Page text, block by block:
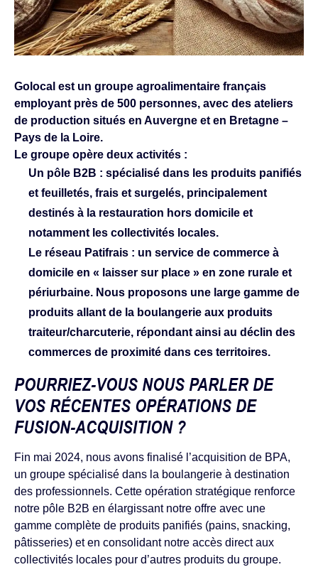
Golocal est un groupe agroalimentaire français
employant près de 500 personnes, avec des ateliers
de production situés en Auvergne et en Bretagne –
Pays de la Loire.
Le groupe opère deux activités :
Un pôle B2B : spécialisé dans les produits panifiés
et feuilletés, frais et surgelés, principalement
destinés à la restauration hors domicile et
notamment les collectivités locales.
Le réseau Patifrais : un service de commerce à
domicile en « laisser sur place » en zone rurale et
périurbaine. Nous proposons une large gamme de
produits allant de la boulangerie aux produits
traiteur/charcuterie, répondant ainsi au déclin des
commerces de proximité dans ces territoires.
POURRIEZ-VOUS NOUS PARLER DE
VOS RÉCENTES OPÉRATIONS DE
FUSION-ACQUISITION ?
Fin mai 2024, nous avons finalisé l’acquisition de BPA,
un groupe spécialisé dans la boulangerie à destination
des professionnels. Cette opération stratégique renforce
notre pôle B2B en élargissant notre offre avec une
gamme complète de produits panifiés (pains, snacking,
pâtisseries) et en consolidant notre accès direct aux
collectivités locales pour d’autres produits du groupe.